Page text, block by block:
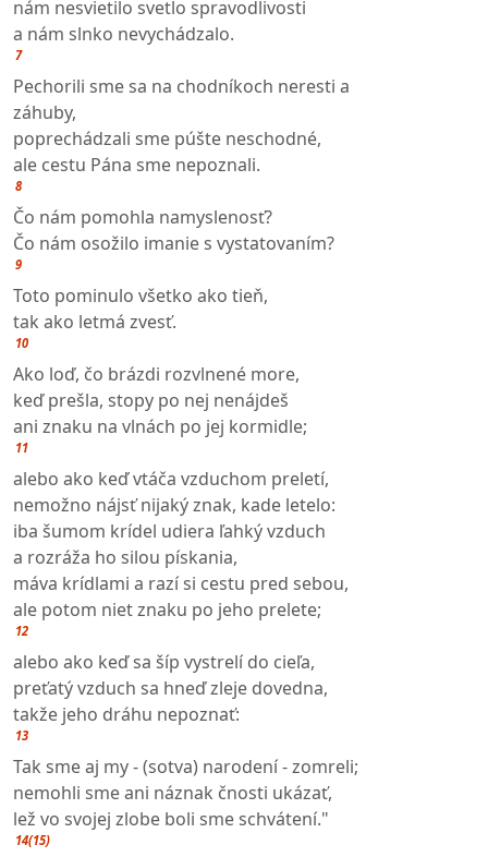
nám nesvietilo svetlo spravodlivosti
a nám slnko nevychádzalo.
7
Pechorili sme sa na chodníkoch neresti a
záhuby,
poprechádzali sme púšte neschodné,
ale cestu Pána sme nepoznali.
8
Čo nám pomohla namyslenosť?
Čo nám osožilo imanie s vystatovaním?
9
Toto pominulo všetko ako tieň,
tak ako letmá zvesť.
10
Ako loď, čo brázdi rozvlnené more,
keď prešla, stopy po nej nenájdeš
ani znaku na vlnách po jej kormidle;
11
alebo ako keď vtáča vzduchom preletí,
nemožno nájsť nijaký znak, kade letelo:
iba šumom krídel udiera ľahký vzduch
a rozráža ho silou pískania,
máva krídlami a razí si cestu pred sebou,
ale potom niet znaku po jeho prelete;
12
alebo ako keď sa šíp vystrelí do cieľa,
preťatý vzduch sa hneď zleje dovedna,
takže jeho dráhu nepoznať:
13
Tak sme aj my - (sotva) narodení - zomreli;
nemohli sme ani náznak čnosti ukázať,
lež vo svojej zlobe boli sme schvátení."
14(15)